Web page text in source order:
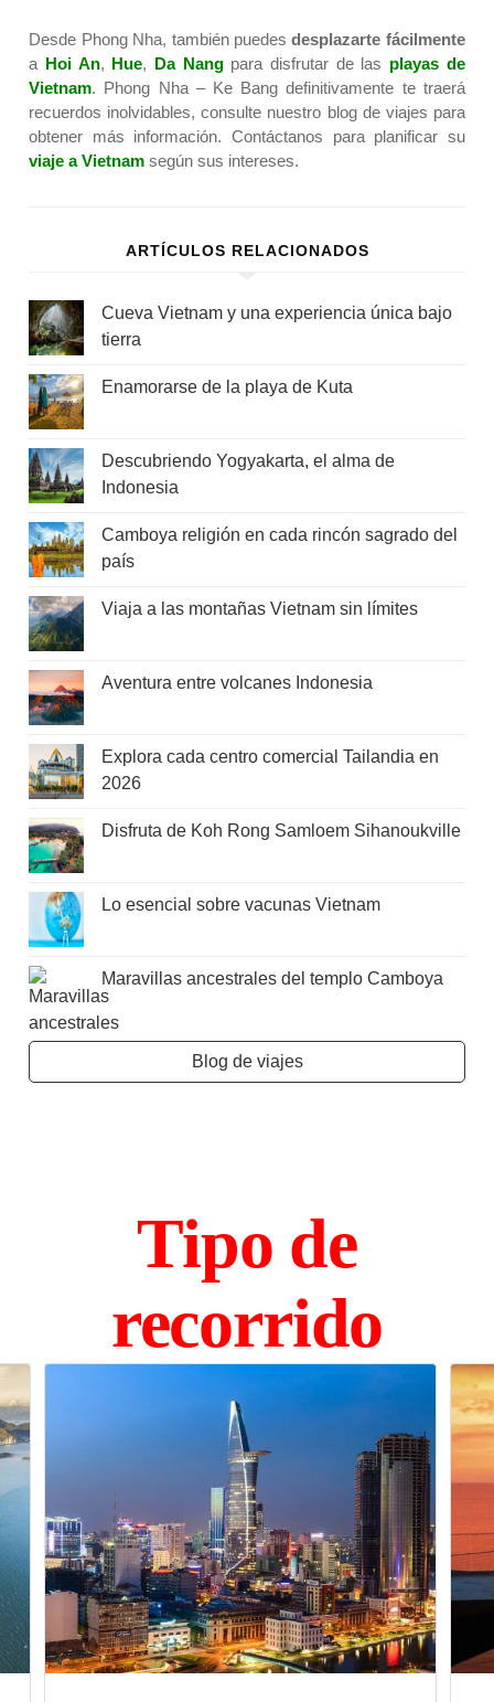
Desde Phong Nha, también puedesdesplazarte fácilmente
a Hoi An, Hue, Da Nangpara disfrutar de las playas de
Vietnam. Phong Nha – Ke Bang definitivamente te traerá
recuerdos inolvidables, consulte nuestro blog de viajes para
obtener más información. Contáctanos para planificar su
viaje a Vietnam según sus intereses.
ARTÍCULOS RELACIONADOS
Cueva Vietnam y una experiencia única bajo
tierra
Enamorarse de la playa de Kuta
Descubriendo Yogyakarta, el alma de
Indonesia
Camboya religión en cada rincón sagrado del
país
Viaja a las montañas Vietnam sin límites
Aventura entre volcanes Indonesia
Explora cada centro comercial Tailandia en
2026
Disfruta de Koh Rong Samloem Sihanoukville
Lo esencial sobre vacunas Vietnam
Maravillas ancestrales del templo Camboya
Blog de viajes
Tipo de
recorrido